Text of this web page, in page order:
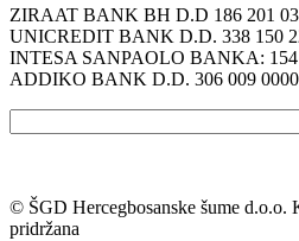
ZIRAAT BANK BH D.D 186 201
UNICREDIT BANK D.D. 338 150
INTESA SANPAOLO BANKA: 154
ADDIKO BANK D.D. 306 009 0000
© ŠGD Hercegbosanske šume d.o.o.
pridržana